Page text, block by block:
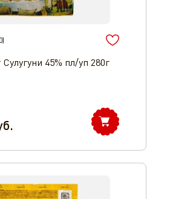
0)
45% пл/уп 280г